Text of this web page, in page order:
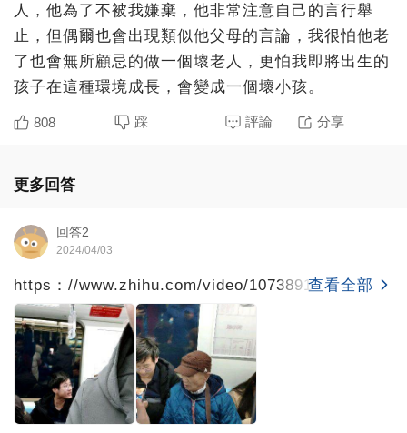
人，他為了不被我嫌棄，他非常注意自己的言行舉
止，但偶爾也會出現類似他父母的言論，我很怕他老
了也會無所顧忌的做一個壞老人，更怕我即將出生的
孩子在這種環境成長，會變成一個壞小孩。
808 踩 評論 分享
更多回答
回答2
2024/04/03
https：//www.zhihu.com/video/ 查看全部